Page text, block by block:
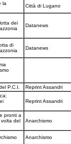
la
Città di Lugano
dei
Datanews
di
Datanews
P.C.I. Reprint Assandri
Reprint Assandri
pronti a
volta del
Anarchismo
Anarchismo